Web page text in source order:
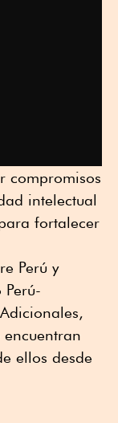
compromisos
intelectual
fortalecer
Perú y
ellos desde